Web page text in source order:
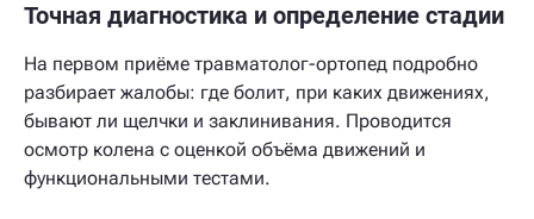
Точная диагностика и определение стадии
На первом приёме травматолог-ортопед подробно
разбирает жалобы: где болит, при каких движениях,
бывают ли щелчки и заклинивания. Проводится
осмотр колена с оценкой объёма движений и
функциональными тестами.